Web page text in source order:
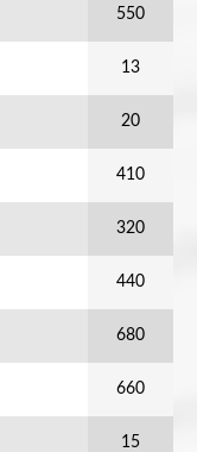
550
13
20
410
320
440
680
660
15